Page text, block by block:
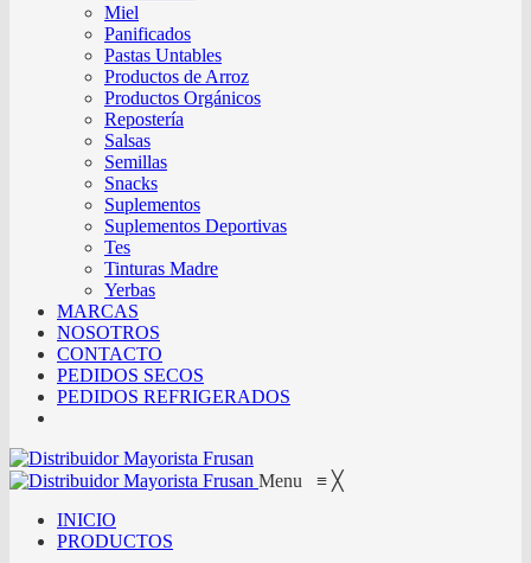
Miel
Panificados
Pastas Untables
Productos de Arroz
Productos Orgánicos
Repostería
Salsas
Semillas
Snacks
Suplementos
Suplementos Deportivas
Tes
Tinturas Madre
Yerbas
MARCAS
NOSOTROS
CONTACTO
PEDIDOS SECOS
PEDIDOS REFRIGERADOS
Menu ≡ ╳
INICIO
PRODUCTOS